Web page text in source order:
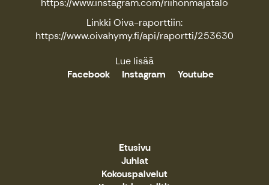
https://www.instagram.com/riihonmajatalo
Linkki Oiva-raporttiin:
https://www.oivahymy.fi/api/raportti/253630
Lue lisää
Facebook
Instagram Youtube
Etusivu
Juhlat
Kokouspalvelut